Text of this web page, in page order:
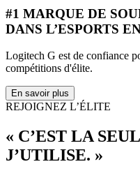
#1 MARQUE DE
DANS L’ESPORTS
Logitech G est de confiance
compétitions d'élite.
En savoir plus
REJOIGNEZ L’ÉLITE
« C’EST LA
J’UTILISE. »